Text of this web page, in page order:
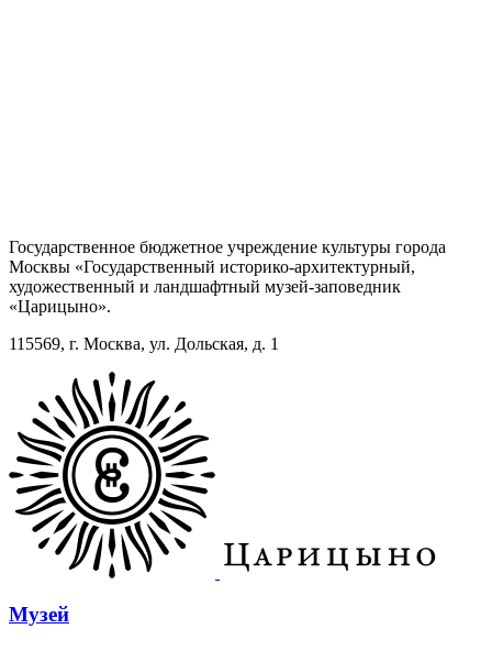
Государственное бюджетное учреждение культуры города
Москвы «Государственный историко-архитектурный,
художественный и ландшафтный музей-заповедник
«Царицыно».
115569, г. Москва, ул. Дольская, д. 1
Музей